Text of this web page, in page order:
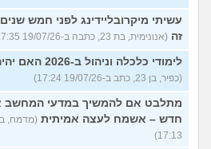
עשיתי מיקרובליידינג לפני חמש
זה (אנונימית, בת 23, כתבה ב-19/07/26 17:35)
לימודי כלכלה וניהול ב-2026 האם יהיה לי עתיד בזה?
(כפיר, בן 23, כתב ב-19/07/26 17:24)
מתלבט אם להמשיך במדעי המחשב
חדש – אשמח לעצה אמיתית
17:13)